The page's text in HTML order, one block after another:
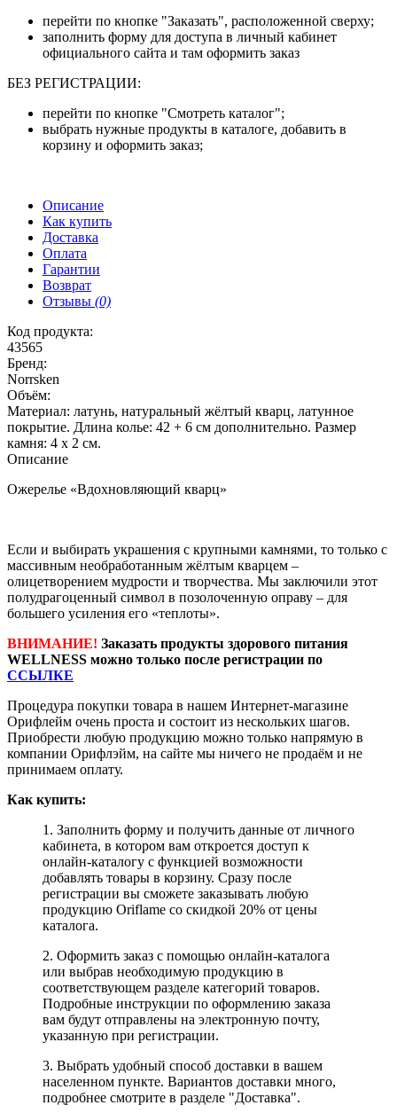
перейти по кнопке "Заказать", расположенной сверху;
заполнить форму для доступа в личный кабинет
официального сайта и там оформить заказ
БЕЗ РЕГИСТРАЦИИ:
перейти по кнопке "Смотреть каталог";
выбрать нужные продукты в каталоге, добавить в
корзину и оформить заказ;
Описание
Как купить
Доставка
Оплата
Гарантии
Возврат
Отзывы (0)
Код продукта:
43565
Бренд:
Norrsken
Объём:
Материал: латунь, натуральный жёлтый кварц, латунное
покрытие. Длина колье: 42 + 6 см дополнительно. Размер
камня: 4 х 2 см.
Описание
Ожерелье «Вдохновляющий кварц»
Если и выбирать украшения с крупными камнями, то только с
массивным необработанным жёлтым кварцем –
олицетворением мудрости и творчества. Мы заключили этот
полудрагоценный символ в позолоченную оправу – для
большего усиления его «теплоты».
ВНИМАНИЕ! Заказать продукты здорового питания
WELLNESS можно только после регистрации по
ССЫЛКЕ
Процедура покупки товара в нашем Интернет-магазине
Орифлейм очень проста и состоит из нескольких шагов.
Приобрести любую продукцию можно только напрямую в
компании Орифлэйм, на сайте мы ничего не продаём и не
принимаем оплату.
Как купить:
1. Заполнить форму и получить данные от личного
кабинета, в котором вам откроется доступ к
онлайн-каталогу с функцией возможности
добавлять товары в корзину. Сразу после
регистрации вы сможете заказывать любую
продукцию Oriflame со скидкой 20% от цены
каталога.
2. Оформить заказ с помощью онлайн-каталога
или выбрав необходимую продукцию в
соответствующем разделе категорий товаров.
Подробные инструкции по оформлению заказа
вам будут отправлены на электронную почту,
указанную при регистрации.
3. Выбрать удобный способ доставки в вашем
населенном пункте. Вариантов доставки много,
подробнее смотрите в разделе "Доставка".